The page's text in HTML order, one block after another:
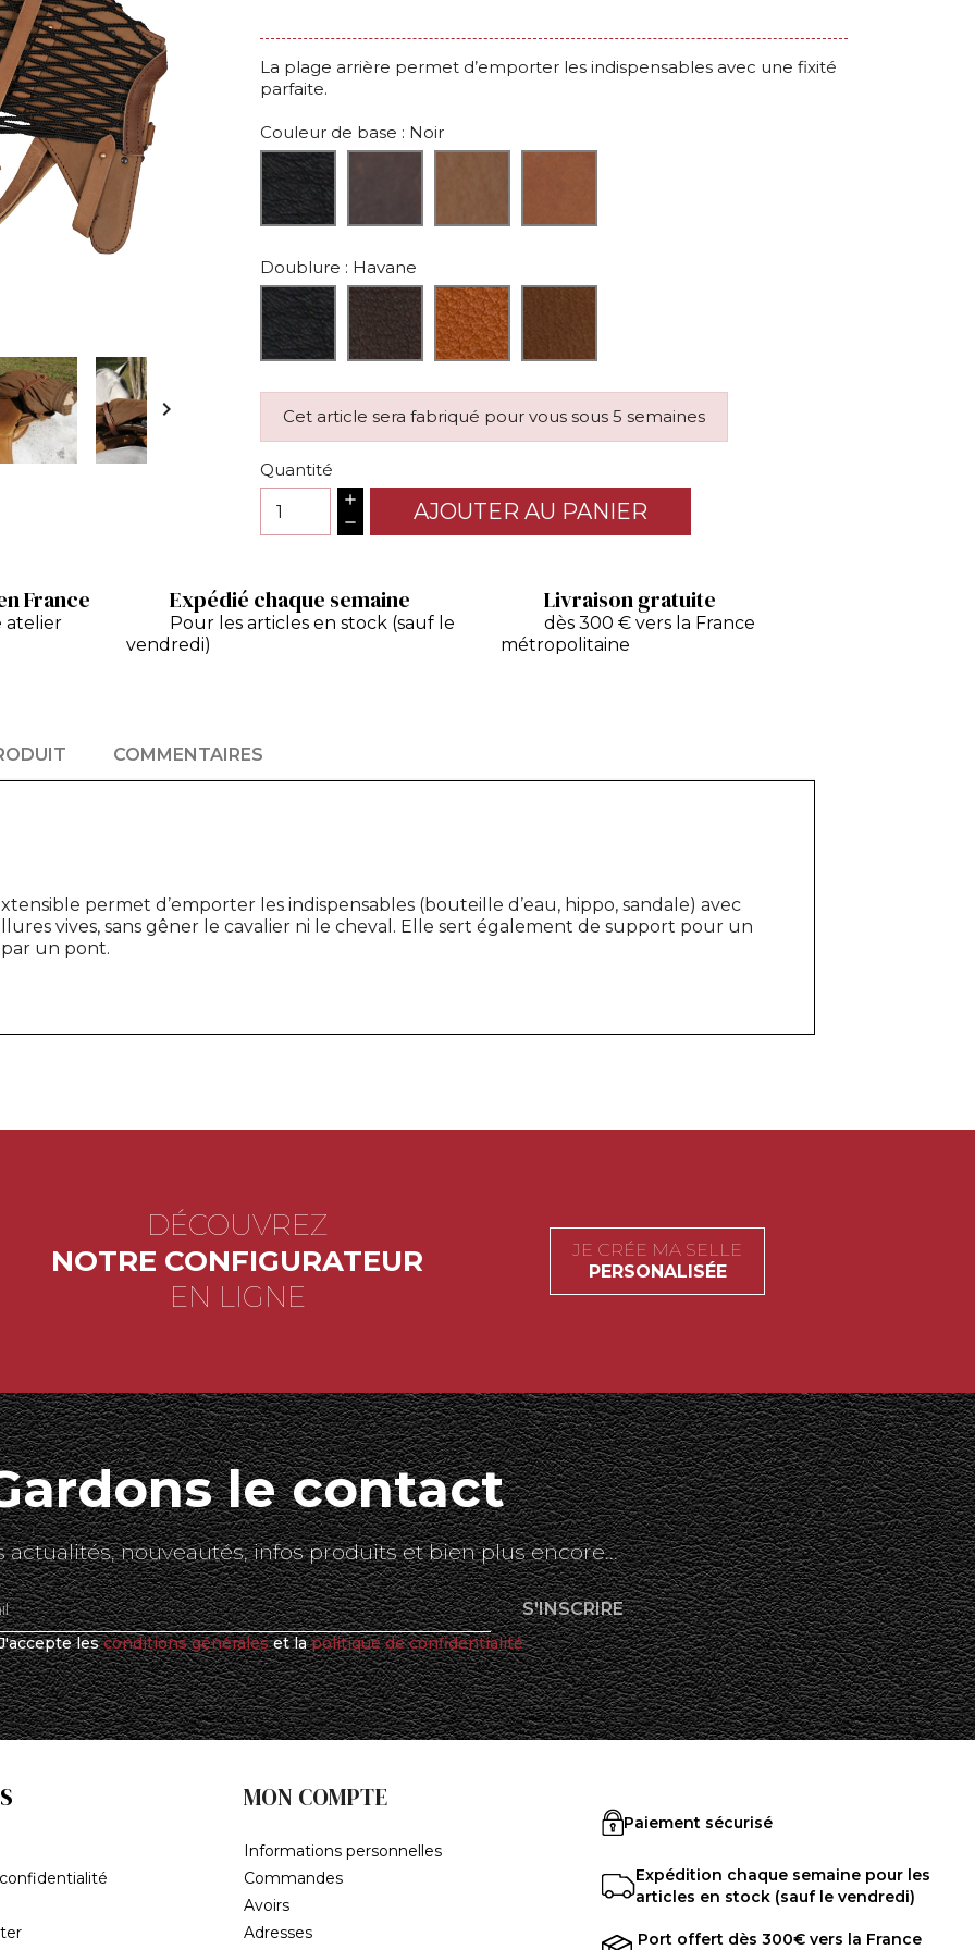

La plage arrière permet d’emporter les indispensables avec une fixité
parfaite.
Couleur de base : Noir
Doublure : Havane
Cet article sera fabriqué pour vous sous 5 semaines
Quantité
AJOUTER AU PANIER
France
atelier
Expédié chaque semaine
Pour les articles en stock (sauf le
vendredi)
Livraison gratuite
dès 300 € vers la France
métropolitaine
COMMENTAIRES
permet d’emporter les indispensables (bouteille d’eau, hippo, sandale) avec
vives, sans gêner le cavalier ni le cheval. Elle sert également de support pour un
par un pont.
DÉCOUVREZ
NOTRE CONFIGURATEUR
EN LIGNE
JE CRÉE MA SELLE
PERSONALISÉE
le contact
actualités, nouveautés, infos produits et bien plus encore...
lesconditions généraleset lapolitique de confidentialité
MON COMPTE
Informations personnelles
Commandes
Avoirs
Adresses
Paiement sécurisé
Expédition chaque semaine pour les
articles en stock (sauf le vendredi)
Port offert dès 300€ vers la France